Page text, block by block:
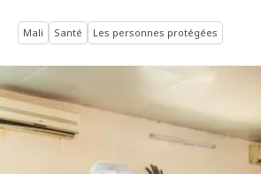
Mali Santé Les personnes protégées